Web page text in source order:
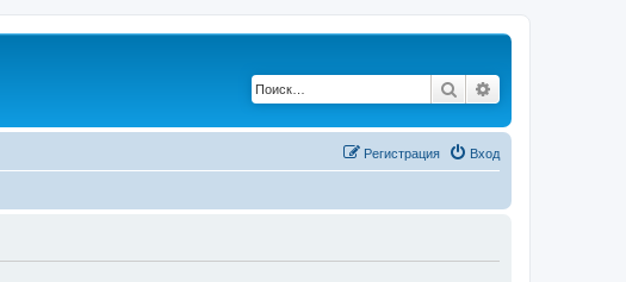
Поиск
Вход
Регистрация